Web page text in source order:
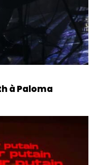
à Paloma